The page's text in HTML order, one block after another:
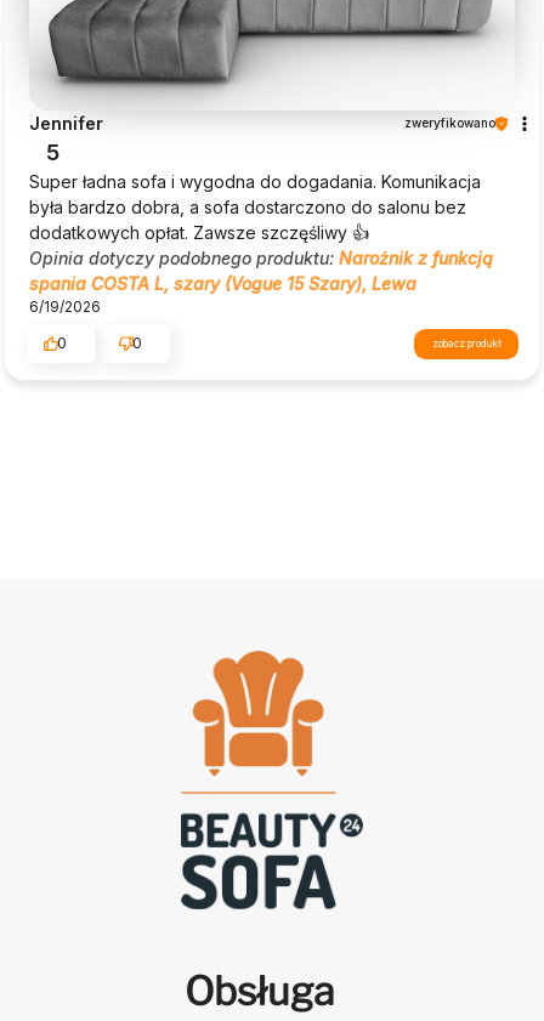
Jennifer zweryfikowano
5
Super ładna sofa i wygodna do dogadania. Komunikacja
była bardzo dobra, a sofa dostarczono do salonu bez
dodatkowych opłat. Zawsze szczęśliwy 👍
Opinia dotyczy podobnego produktu: Narożnik z funkcją
spania COSTA L, szary (Vogue 15 Szary), Lewa
6/19/2026
0
0 zobacz produkt
Obsługa